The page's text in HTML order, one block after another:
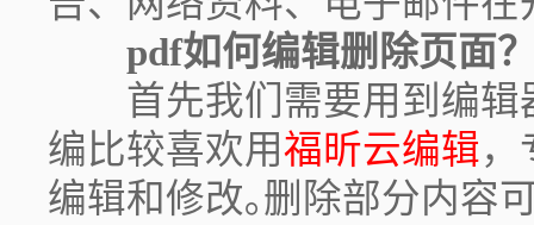
pdf如何编辑删除页面
首先我们需要用到编辑
编比较喜欢用福昕云编辑，
编辑和修改｡删除部分内容